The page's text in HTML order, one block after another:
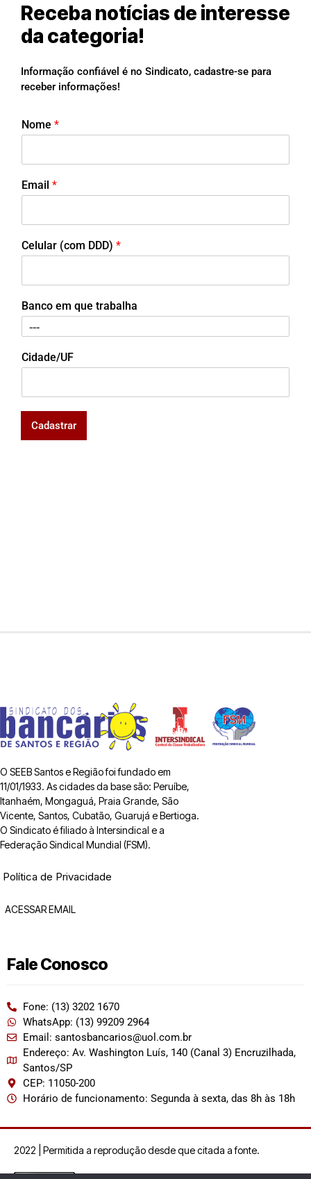
Receba notícias de interesse
da categoria!
Informação confiável é no Sindicato, cadastre-se para
receber informações!
Nome *
Email *
Celular (com DDD) *
Banco em que trabalha
Cidade/UF
Cadastrar
O SEEB Santos e Região foi fundado em
11/01/1933. As cidades da base são: Peruíbe,
Itanhaém, Mongaguá, Praia Grande, São
Vicente, Santos, Cubatão, Guarujá e Bertioga.
O Sindicato é filiado à Intersindical e a
Federação Sindical Mundial (FSM).
Política de Privacidade
ACESSAR EMAIL
Fale Conosco
Fone: (13) 3202 1670
WhatsApp: (13) 99209 2964
Email: santosbancarios@uol.com.br
Endereço: Av. Washington Luís, 140 (Canal 3) Encruzilhada,
Santos/SP
CEP: 11050-200
Horário de funcionamento: Segunda à sexta, das 8h às 18h
2022 | Permitida a reprodução desde que citada a fonte.